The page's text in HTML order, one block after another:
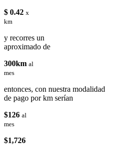
$ 0.42 x
km
y recorres un
aproximado de
300km al
mes
entonces, con nuestra modalidad
de pago por km serían
$126 al
mes
$1,726